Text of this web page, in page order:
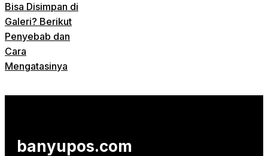
Bisa Disimpan di
Galeri? Berikut
Penyebab dan
Cara
Mengatasinya
banyupos.com